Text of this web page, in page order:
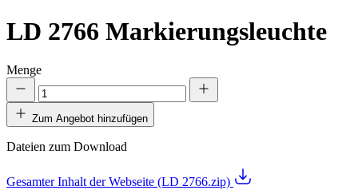
LD 2766 Markierungsleuchte
Menge
Zum Angebot hinzufügen
Dateien zum Download
Gesamter Inhalt der Webseite (LD 2766.zip)